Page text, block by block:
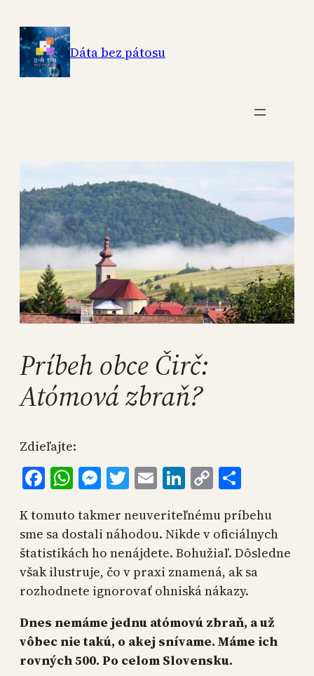
content
Dáta bez pátosu
Príbeh obce Čirč:
Atómová zbraň?
Zdieľajte:
Facebook
WhatsApp
Messenger
Twitter
EmailLinkedIn
Copy
K tomuto takmer neuveriteľnému príbehu
sme sa dostali náhodou. Nikde v oficiálnych
štatistikách ho nenájdete. Bohužiaľ. Dôsledne
však ilustruje, čo v praxi znamená, ak sa
rozhodnete ignorovať ohniská nákazy.
Dnes nemáme jednu atómovú zbraň, a už
vôbec nie takú, o akej snívame. Máme ich
rovných 500. Po celom Slovensku.